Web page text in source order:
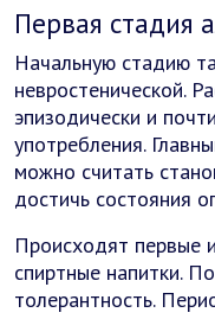
Первая стадия
Начальную стадию
невростенической.
эпизодически и
употребления.
можно считать
достичь состояния
Происходят первые
спиртные напитки.
толерантность.